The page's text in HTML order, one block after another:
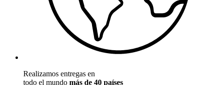
Realizamos entregas en
todo el mundo más de 40 países